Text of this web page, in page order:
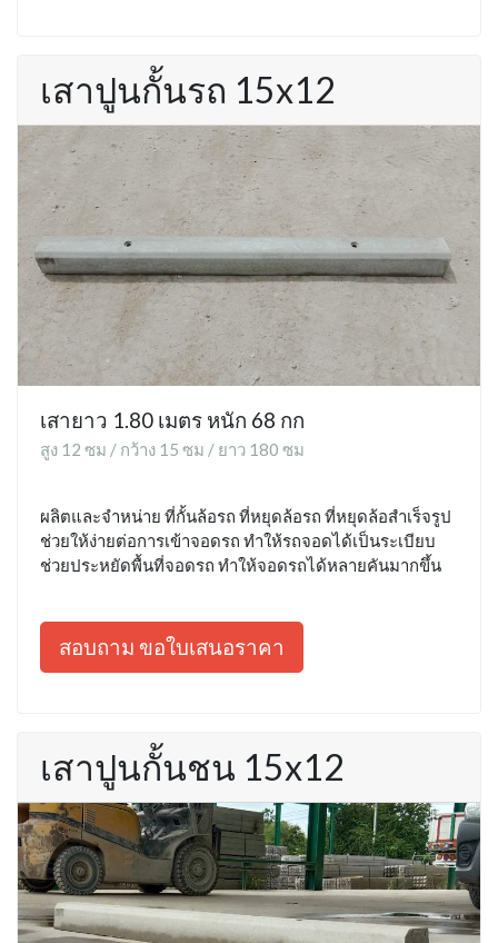
เสาปูนกั้นรถ 15x12
เสายาว 1.80 เมตร หนัก 68 กก
สูง 12 ซม / กว้าง 15 ซม / ยาว 180 ซม
ผลิตและจำหน่าย ที่กั้นล้อรถ ที่หยุดล้อรถ ที่หยุดล้อสำเร็จรูป
ช่วยให้ง่ายต่อการเข้าจอดรถ ทำให้รถจอดได้เป็นระเบียบ
ช่วยประหยัดพื้นที่จอดรถ ทำให้จอดรถได้หลายคันมากขึ้น
สอบถาม ขอใบเสนอราคา
เสาปูนกั้นชน 15x12